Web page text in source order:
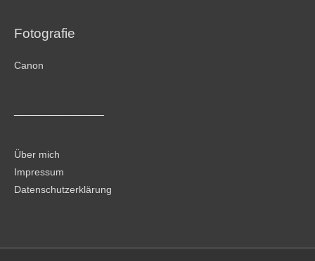
Fotografie
Canon
Über mich
Impressum
Datenschutzerklärung